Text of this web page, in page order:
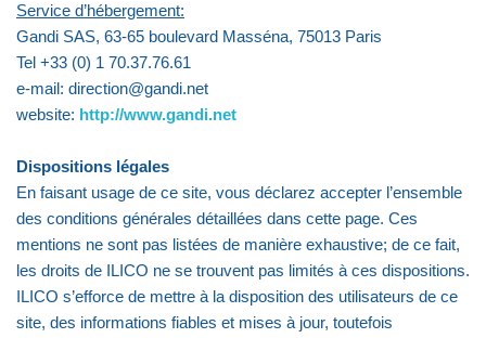
Service d’hébergement:
Gandi SAS, 63-65 boulevard Masséna, 75013 Paris
Tel +33 (0) 1 70.37.76.61
e-mail: direction@gandi.net
website: http://www.gandi.net
Dispositions légales
En faisant usage de ce site, vous déclarez accepter l’ensemble
des conditions générales détaillées dans cette page. Ces
mentions ne sont pas listées de manière exhaustive; de ce fait,
les droits de ILICO ne se trouvent pas limités à ces dispositions.
ILICO s’efforce de mettre à la disposition des utilisateurs de ce
site, des informations fiables et mises à jour, toutefois